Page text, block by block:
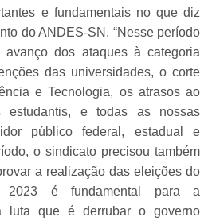
e fundamentais no que diz
do ANDES-SN. “Nesse período
dos ataques à categoria
das universidades, o corte
e Tecnologia, os atrasos ao
estudantis, e todas as nossas
público federal, estadual e
o sindicato precisou também
a realização das eleições do
2023 é fundamental para a
luta que é derrubar o governo